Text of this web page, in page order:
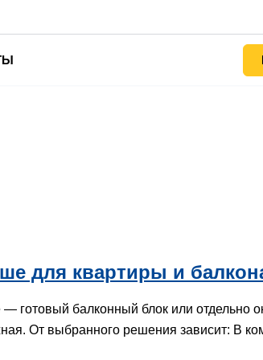
для квартиры и
готовый балконный блок или отдельно
От выбранного решения зависит: В